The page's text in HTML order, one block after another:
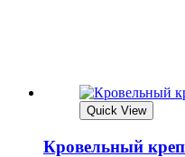
Quick View
Кровельный